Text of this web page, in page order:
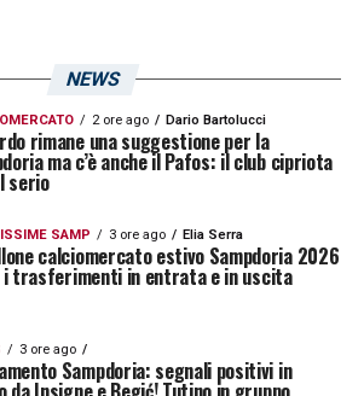
NEWS
2 ore ago Dario Bartolucci
rimane una suggestione per la
ma c’è anche il Pafos: il club cipriota
serio
SAMP 3 ore ago Elia Serra
calciomercato estivo Sampdoria 2026
i trasferimenti in entrata e in uscita
3 ore ago
Sampdoria: segnali positivi in